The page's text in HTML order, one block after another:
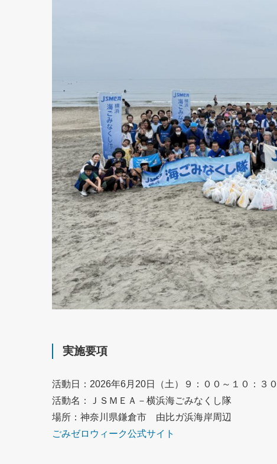
実施要項
活動日：2026年6月20日（土）９：００～１０：３０
活動名：ＪＳＭＥＡ－横浜海ごみなくし隊
場所：神奈川県鎌倉市 由比ガ浜海岸周辺
ごみゼロウィーク公式サイト